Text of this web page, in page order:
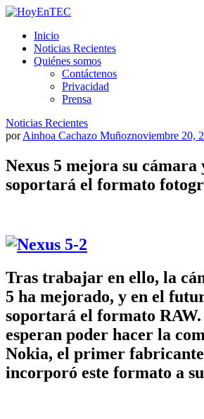
Saltar
contenido.
Inicio
Noticias Recientes
Quiénes somos
Contáctenos
Privacidad
Prensa
Noticias Recientes
porAinhoa Cachazo Muñoznoviembre 20,
Nexus 5 mejora su
soportará el formato
Tras trabajar en ello, la
5 ha mejorado, y en el
soportará el formato RAW.
esperan poder hacer la
Nokia, el primer
incorporó este formato a